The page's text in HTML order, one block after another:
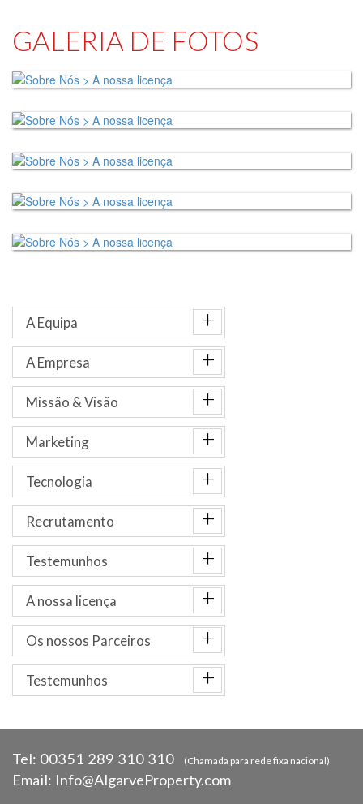
GALERIA DE FOTOS
A Equipa +
A Empresa +
Missão & Visão +
Marketing +
Tecnologia +
Recrutamento +
Testemunhos +
A nossa licença +
Os nossos Parceiros +
Testemunhos +
Tel: 00351 289 310 310 (Chamada para rede fixa nacional)
Email: Info@AlgarveProperty.com